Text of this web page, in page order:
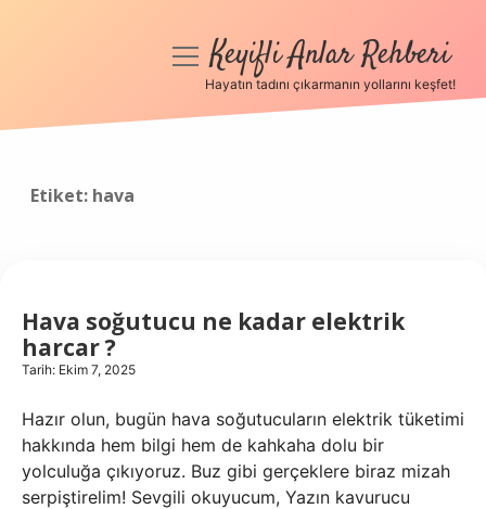
Anasayfa
menüyüKeyifli Anlar Rehberi
Hayatın tadını çıkarmanın yollarını keşfet!
Etiket: hava
Hava soğutucu ne kadar elektrik
harcar ?
Tarih: Ekim 7, 2025
Hazır olun, bugün hava soğutucuların elektrik tüketimi
hakkında hem bilgi hem de kahkaha dolu bir
yolculuğa çıkıyoruz. Buz gibi gerçeklere biraz mizah
serpiştirelim! Sevgili okuyucum, Yazın kavurucu